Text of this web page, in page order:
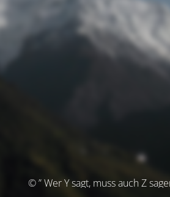
© ” Wer Y sagt, muss auch Z